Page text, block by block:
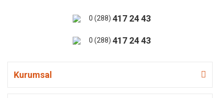
0 (288) 417 24 43
0 (288) 417 24 43
Kurumsal